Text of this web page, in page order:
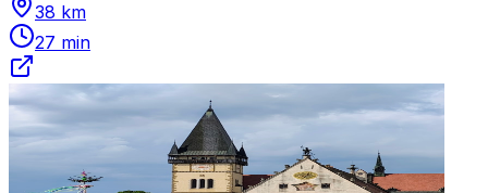
38 km
27 min